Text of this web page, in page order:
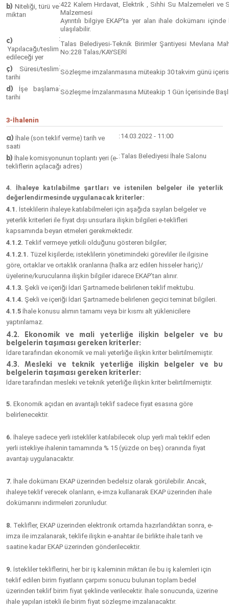
b) Niteliği, türü ve
miktarı
:422 Kalem Hırdavat, Elektrik , Sıhhi Su Malzemeleri ve
Malzemesi
Ayrıntılı bilgiye EKAP’ta yer alan ihale dokümanı
ulaşılabilir.
c)
Yapılacağı/teslim
edileceği yer
:
Talas Belediyesi-Teknik Birimler Şantiyesi Mevlana
No:228 Talas/KAYSERİ
ç) Süresi/teslim
tarihi
:
Sözleşme imzalanmasına müteakip 30 takvim günü
d) İşe başlama
tarihi
:
Sözleşme İmzalanmasına Müteakip 1 Gün İçerisinde
3-İhalenin
a) İhale (son teklif verme) tarih ve
saati
:14.03.2022 - 11:00
b) İhale komisyonunun toplantı yeri (e-
tekliflerin açılacağı adres)
:Talas Belediyesi İhale Salonu
4. İhaleye katılabilme şartları ve istenilen belgeler ile yeterlik
değerlendirmesinde uygulanacak kriterler:
4.1. İsteklilerin ihaleye katılabilmeleri için aşağıda sayılan belgeler ve
yeterlik kriterleri ile fiyat dışı unsurlara ilişkin bilgileri e-teklifleri
kapsamında beyan etmeleri gerekmektedir.
4.1.2. Teklif vermeye yetkili olduğunu gösteren bilgiler;
4.1.2.1. Tüzel kişilerde; isteklilerin yönetimindeki görevliler ile ilgisine
göre, ortaklar ve ortaklık oranlarına (halka arz edilen hisseler hariç)/
üyelerine/kurucularına ilişkin bilgiler idarece EKAP’tan alınır.
4.1.3. Şekli ve içeriği İdari Şartnamede belirlenen teklif mektubu.
4.1.4. Şekli ve içeriği İdari Şartnamede belirlenen geçici teminat bilgileri.
4.1.5 İhale konusu alımın tamamı veya bir kısmı alt yüklenicilere
yaptırılamaz.
4.2. Ekonomik ve mali yeterliğe ilişkin belgeler ve bu
belgelerin taşıması gereken kriterler:
İdare tarafından ekonomik ve mali yeterliğe ilişkin kriter belirtilmemiştir.
4.3. Mesleki ve teknik yeterliğe ilişkin belgeler ve bu
belgelerin taşıması gereken kriterler:
İdare tarafından mesleki ve teknik yeterliğe ilişkin kriter belirtilmemiştir.
5. Ekonomik açıdan en avantajlı teklif sadece fiyat esasına göre
belirlenecektir.
6. İhaleye sadece yerli istekliler katılabilecek olup yerli malı teklif eden
yerli istekliye ihalenin tamamında % 15 (yüzde on beş) oranında fiyat
avantajı uygulanacaktır.
7. İhale dokümanı EKAP üzerinden bedelsiz olarak görülebilir. Ancak,
ihaleye teklif verecek olanların, e-imza kullanarak EKAP üzerinden ihale
dokümanını indirmeleri zorunludur.
8. Teklifler, EKAP üzerinden elektronik ortamda hazırlandıktan sonra, e-
imza ile imzalanarak, teklife ilişkin e-anahtar ile birlikte ihale tarih ve
saatine kadar EKAP üzerinden gönderilecektir.
9. İstekliler tekliflerini, her bir iş kaleminin miktarı ile bu iş kalemleri için
teklif edilen birim fiyatların çarpımı sonucu bulunan toplam bedel
üzerinden teklif birim fiyat şeklinde verilecektir. İhale sonucunda, üzerine
ihale yapılan istekli ile birim fiyat sözleşme imzalanacaktır.